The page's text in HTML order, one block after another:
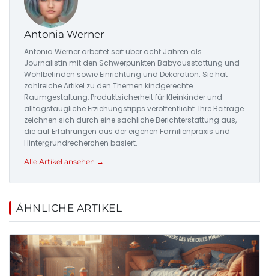
Antonia Werner
Antonia Werner arbeitet seit über acht Jahren als
Journalistin mit den Schwerpunkten Babyausstattung und
Wohlbefinden sowie Einrichtung und Dekoration. Sie hat
zahlreiche Artikel zu den Themen kindgerechte
Raumgestaltung, Produktsicherheit für Kleinkinder und
alltagstaugliche Erziehungstipps veröffentlicht. Ihre Beiträge
zeichnen sich durch eine sachliche Berichterstattung aus,
die auf Erfahrungen aus der eigenen Familienpraxis und
Hintergrundrecherchen basiert.
Alle Artikel ansehen →
ÄHNLICHE ARTIKEL